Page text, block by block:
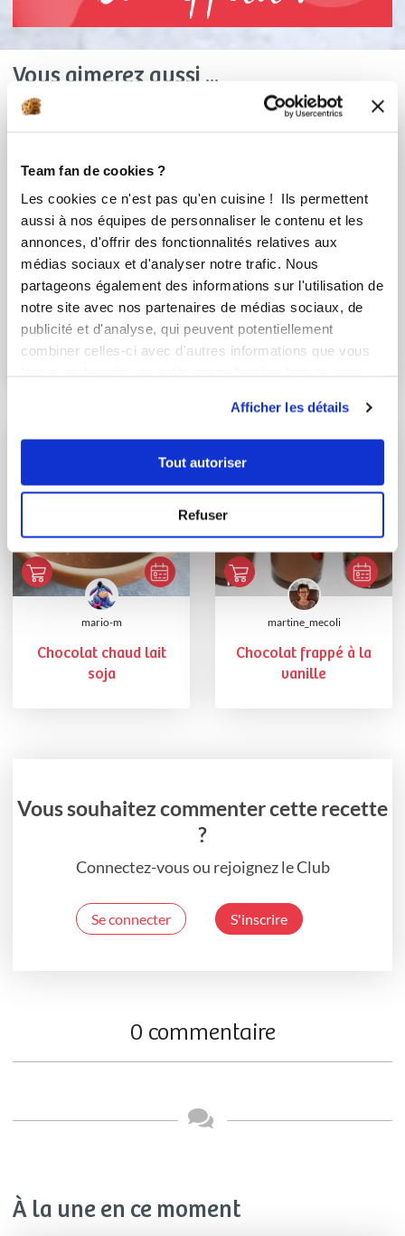
Team fan de cookies ?
Les cookies ce n'est pas qu'en cuisine ! Ils permettent
aussi à nos équipes de personnaliser le contenu et les
annonces, d'offrir des fonctionnalités relatives aux
médias sociaux et d'analyser notre trafic. Nous
partageons également des informations sur l'utilisation de
notre site avec nos partenaires de médias sociaux, de
publicité et d'analyse, qui peuvent potentiellement
combiner celles-ci avec d'autres informations que vous
Afficher les détails
Tout autoriser
Refuser
Vous aimerez aussi ...
Pascale Valdenaire
Conseillère Guy Demarle
Emmanuelle Barrois
Conseillère Guy Demarle
mario-m
Chocolat chaud lait
soja
martine_mecoli
Chocolat frappé à la
vanille
Vous souhaitez commenter cette recette
?
Connectez-vous ou rejoignez le Club
Se connecter S'inscrire
0 commentaire
À la une en ce moment